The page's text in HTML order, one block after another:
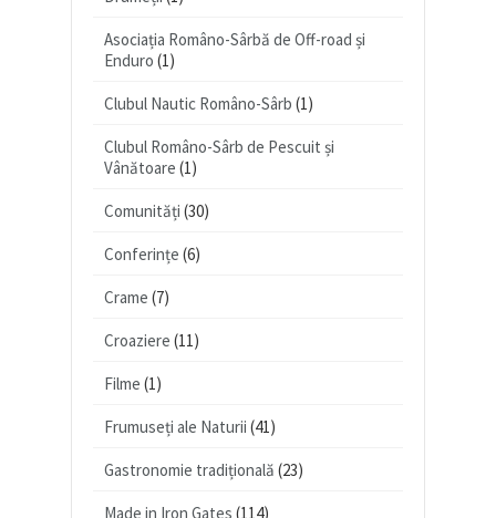
Asociația Româno-Sârbă de Off-road și
Enduro (1)
Clubul Nautic Româno-Sârb (1)
Clubul Româno-Sârb de Pescuit și
Vânătoare (1)
Comunități (30)
Conferințe (6)
Crame (7)
Croaziere (11)
Filme (1)
Frumuseți ale Naturii (41)
Gastronomie tradițională (23)
Made in Iron Gates (114)